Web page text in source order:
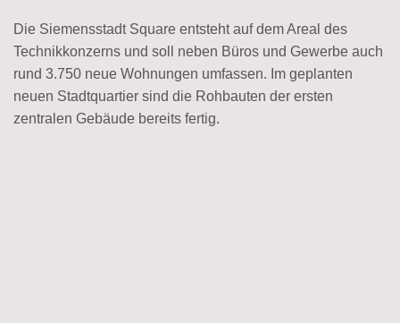
Die Siemensstadt Square entsteht auf dem Areal des
Technikkonzerns und soll neben Büros und Gewerbe auch
rund 3.750 neue Wohnungen umfassen. Im geplanten
neuen Stadtquartier sind die Rohbauten der ersten
zentralen Gebäude bereits fertig.